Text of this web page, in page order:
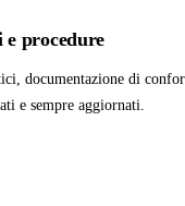
e procedure
documentazione di
e sempre aggiornati.